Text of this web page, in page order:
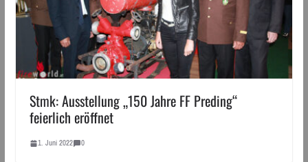
Stmk: Ausstellung „150 Jahre FF Preding“
feierlich eröffnet
1. Juni 2022 0